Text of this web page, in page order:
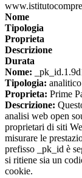
Nome
Tipologia
Proprieta
Descrizione
Durata
Nome:
Tipologia: analitico
Proprieta: Prime
Descrizione:
analisi web open
proprietari di siti
misurare le
prefisso _pk_id è
si ritiene sia un
cookie.